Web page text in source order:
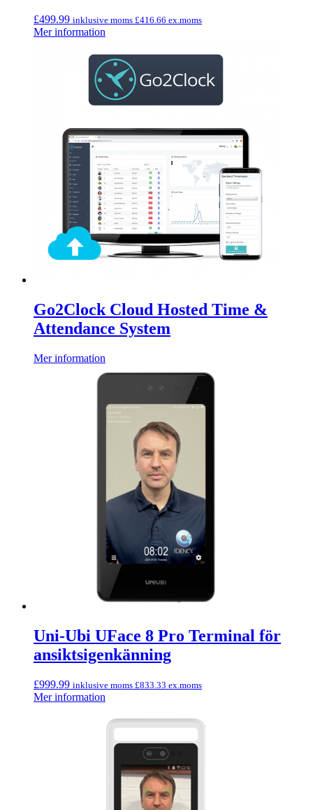
£499.99 inklusive moms £416.66 ex.moms
Mer information
Go2Clock Cloud Hosted Time &
Attendance System
Mer information
Uni-Ubi UFace 8 Pro Terminal för
ansiktsigenkänning
£999.99 inklusive moms £833.33 ex.moms
Mer information